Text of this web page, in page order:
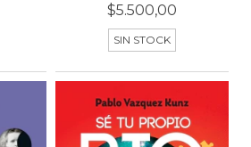
$5.500,00
SIN STOCK